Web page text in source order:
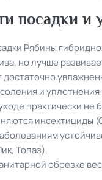
посадки и
Рябины
но лучше
достаточно
и уплотнения
практически не
инсектициды
Топаз).
обрезке